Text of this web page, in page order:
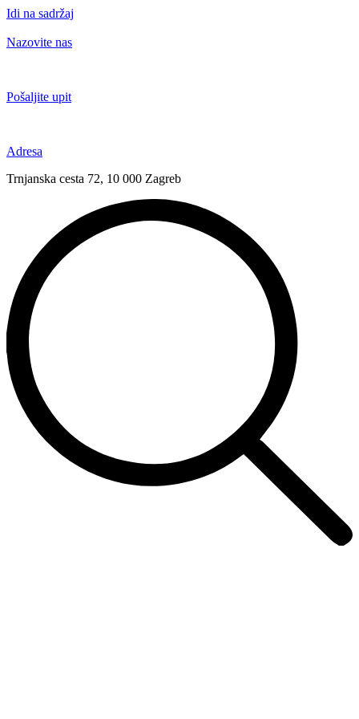
Idi na sadržaj
Nazovite nas
Pošaljite upit
Adresa
Trnjanska cesta 72, 10 000 Zagreb